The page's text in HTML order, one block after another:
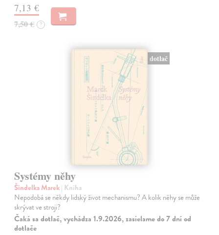
7,13 €
7,50 € ?
dotlač
Systémy něhy
Šindelka Marek| Kniha
Nepodobá se někdy lidský život mechanismu? A kolik něhy se může
skrývat ve stroji?
Čaká sa dotlač, vychádza 1.9.2026, zasielame do 7 dní od
dotlače